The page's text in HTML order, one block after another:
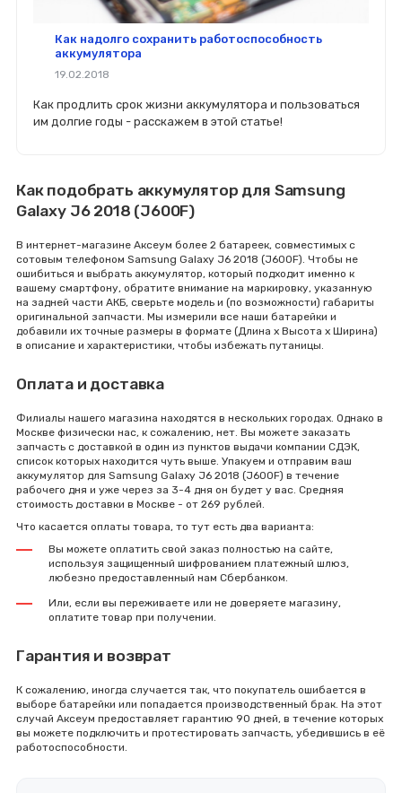
Как надолго сохранить работоспособность
аккумулятора
19.02.2018
Как продлить срок жизни аккумулятора и пользоваться
им долгие годы - расскажем в этой статье!
Как подобрать аккумулятор для Samsung
Galaxy J6 2018 (J600F)
В интернет-магазине Аксеум более 2 батареек, совместимых с
сотовым телефоном Samsung Galaxy J6 2018 (J600F). Чтобы не
ошибиться и выбрать аккумулятор, который подходит именно к
вашему смартфону, обратите внимание на маркировку, указанную
на задней части АКБ, сверьте модель и (по возможности) габариты
оригинальной запчасти. Мы измерили все наши батарейки и
добавили их точные размеры в формате (Длина x Высота x Ширина)
в описание и характеристики, чтобы избежать путаницы.
Оплата и доставка
Филиалы нашего магазина находятся в нескольких городах. Однако в
Москве физически нас, к сожалению, нет. Вы можете заказать
запчасть с доставкой в один из пунктов выдачи компании СДЭК,
список которых находится чуть выше. Упакуем и отправим ваш
аккумулятор для Samsung Galaxy J6 2018 (J600F) в течение
рабочего дня и уже через за 3-4 дня он будет у вас. Средняя
стоимость доставки в Москве - от 269 рублей.
Что касается оплаты товара, то тут есть два варианта:
Вы можете оплатить свой заказ полностью на сайте,
используя защищенный шифрованием платежный шлюз,
любезно предоставленный нам Сбербанком.
Или, если вы переживаете или не доверяете магазину,
оплатите товар при получении.
Гарантия и возврат
К сожалению, иногда случается так, что покупатель ошибается в
выборе батарейки или попадается производственный брак. На этот
случай Аксеум предоставляет гарантию 90 дней, в течение которых
вы можете подключить и протестировать запчасть, убедившись в её
работоспособности.